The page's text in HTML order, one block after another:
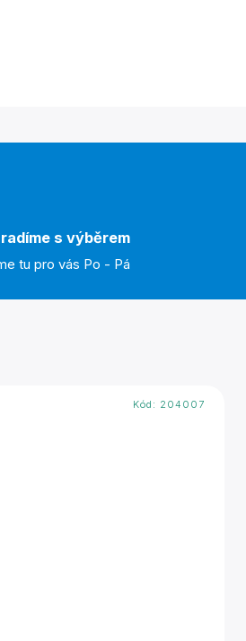
s výběrem
tu pro vás Po - Pá
Kód: 204007